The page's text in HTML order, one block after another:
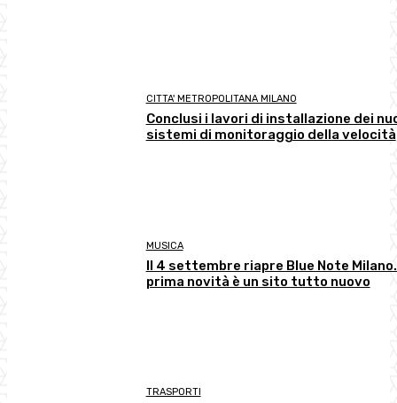
CITTA' METROPOLITANA MILANO
Conclusi i lavori di installazione dei
sistemi di monitoraggio della velocità
MUSICA
Il 4 settembre riapre Blue Note
prima novità è un sito tutto nuovo
TRASPORTI